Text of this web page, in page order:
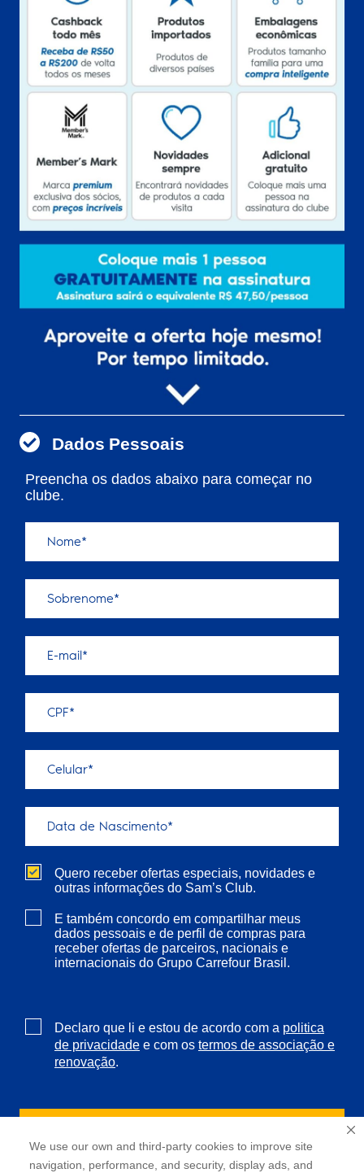
We use our own and third-party cookies to improve site
navigation, performance, and security, display ads, and
Dados Pessoais
Preencha os dados abaixo para começar no
clube.
Quero receber ofertas especiais, novidades e
outras informações do Sam’s Club.
E também concordo em compartilhar meus
dados pessoais e de perfil de compras para
receber ofertas de parceiros, nacionais e
internacionais do Grupo Carrefour Brasil.
Declaro que li e estou de acordo com a politica
de privacidade e com os termos de associação e
renovação.